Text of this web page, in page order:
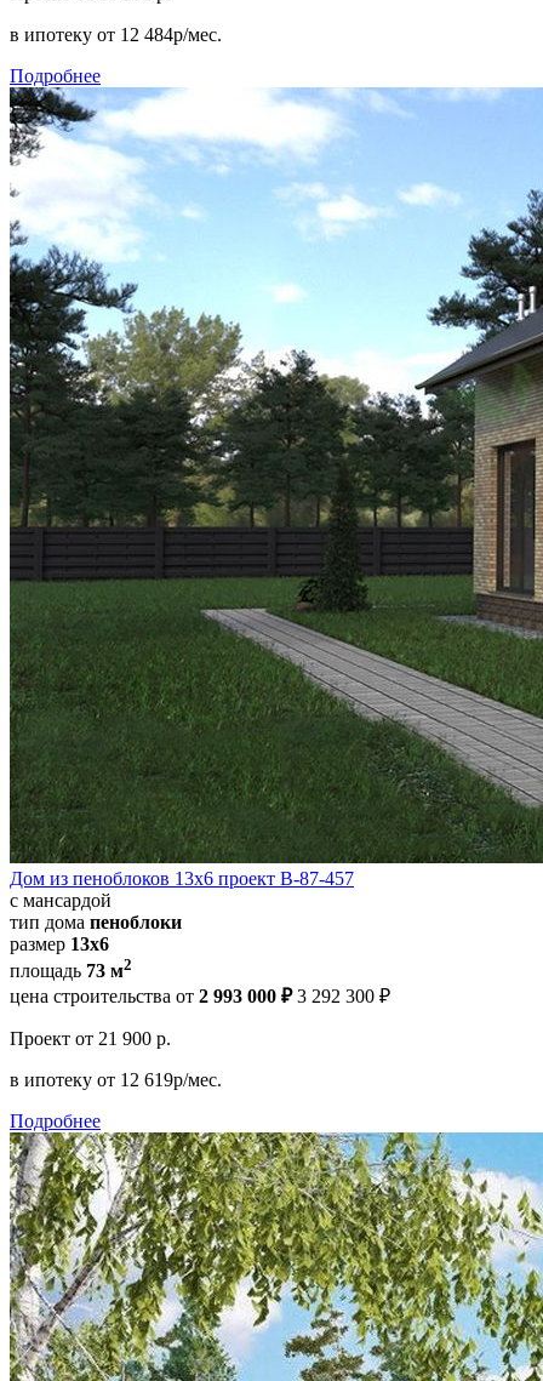
в ипотеку от 12 484р/мес.
Подробнее
Дом из пеноблоков 13х6 проект В-87-457
с мансардой
тип дома пеноблоки
размер 13х6
площадь 73 м2
цена строительства от 2 993 000 ₽ 3 292 300 ₽
Проект от 21 900 р.
в ипотеку от 12 619р/мес.
Подробнее